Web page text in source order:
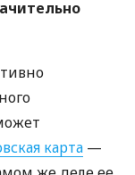
карта —